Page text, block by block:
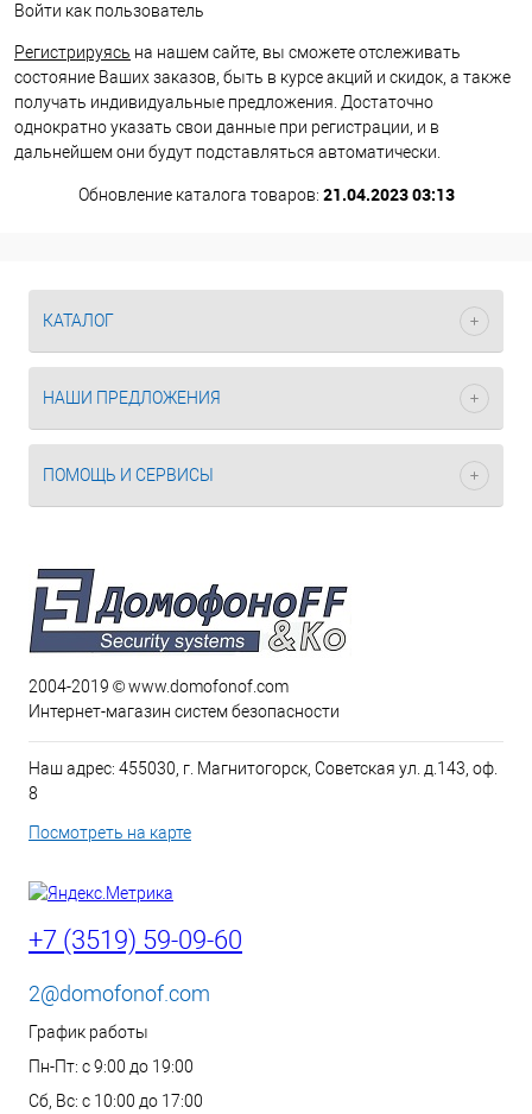
Войти как пользователь
Регистрируясь на нашем сайте, вы сможете отслеживать
состояние Ваших заказов, быть в курсе акций и скидок, а также
получать индивидуальные предложения. Достаточно
однократно указать свои данные при регистрации, и в
дальнейшем они будут подставляться автоматически.
Обновление каталога товаров: 21.04.2023 03:13
КАТАЛОГ
НАШИ ПРЕДЛОЖЕНИЯ
ПОМОЩЬ И СЕРВИСЫ
2004-2019 © www.domofonof.com
Интернет-магазин систем безопасности
Наш адрес: 455030, г. Магнитогорск, Советская ул. д.143, оф.
8
Посмотреть на карте
+7 (3519) 59-09-60
2@domofonof.com
График работы
Пн-Пт: с 9:00 до 19:00
Сб, Вс: с 10:00 до 17:00